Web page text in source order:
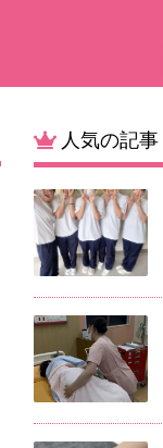
人気の記事